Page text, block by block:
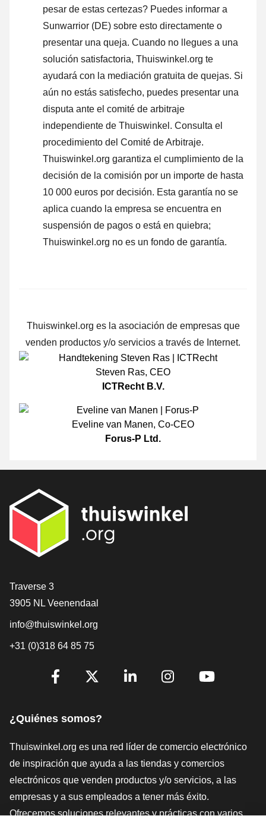
pesar de estas certezas? Puedes informar a
Sunwarrior (DE) sobre esto directamente o
presentar una queja. Cuando no llegues a una
solución satisfactoria, Thuiswinkel.org te
ayudará con la mediación gratuita de quejas. Si
aún no estás satisfecho, puedes presentar una
disputa ante el comité de arbitraje
independiente de Thuiswinkel. Consulta el
procedimiento del Comité de Arbitraje.
Thuiswinkel.org garantiza el cumplimiento de la
decisión de la comisión por un importe de hasta
10 000 euros por decisión. Esta garantía no se
aplica cuando la empresa se encuentra en
suspensión de pagos o está en quiebra;
Thuiswinkel.org no es un fondo de garantía.
Thuiswinkel.org es la asociación de empresas que
venden productos y/o servicios a través de Internet.
Steven Ras, CEO
ICTRecht B.V.
Eveline van Manen, Co-CEO
Forus-P Ltd.
[_General:Contact]
Traverse 3
3905 NL Veenendaal
info@thuiswinkel.org
+31 (0)318 64 85 75
[_General:SocialMediaTitle]
¿Quiénes somos?
Thuiswinkel.org es una red líder de comercio electrónico
de inspiración que ayuda a las tiendas y comercios
electrónicos que venden productos y/o servicios, a las
empresas y a sus empleados a tener más éxito.
Ofrecemos soluciones relevantes y prácticas con varios